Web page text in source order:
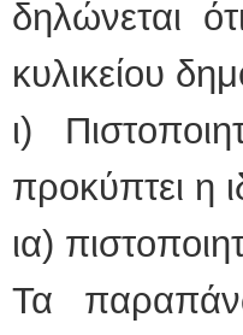
δηλώνεται
κυλικείου
ι)
προκύπτει η
ια)
Τα